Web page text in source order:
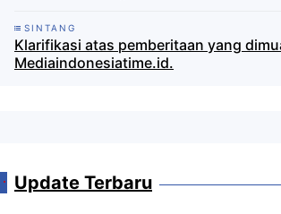
SINTANG
Klarifikasi atas pemberitaan yang
Mediaindonesiatime.id.
Update Terbaru